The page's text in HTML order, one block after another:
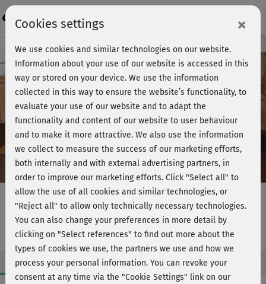
Play
Video
Course preview - join now!
Topfit mit Baby - Power, Latin & BBP
Cookies settings ×
We use cookies and similar technologies on our website.
Information about your use of our website is accessed in this
way or stored on your device. We use the information
collected in this way to ensure the website’s functionality, to
evaluate your use of our website and to adapt the
functionality and content of our website to user behaviour
and to make it more attractive. We also use the information
we collect to measure the success of our marketing efforts,
both internally and with external advertising partners, in
order to improve our marketing efforts. Click "Select all" to
allow the use of all cookies and similar technologies, or
"Reject all" to allow only technically necessary technologies.
You can also change your preferences in more detail by
clicking on "Select references" to find out more about the
types of cookies we use, the partners we use and how we
process your personal information. You can revoke your
consent at any time via the "Cookie Settings" link on our